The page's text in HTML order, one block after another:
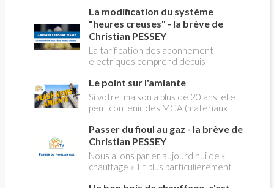
expliquer
La modification du système
"heures creuses" - la brève de
Christian PESSEY
La tarification des abonnement
électriques comprend depuis
pleines, heures creuses. Aujourd'hui
Christian PESSEY vous explique tout
ce qu'il faut savoir sur la nouvelle
modification du système "heures
creuses" qui concerne près de 15
millions de Français !
Le point sur l'amiante
Si votre maison a plus de 20 ans, elle
peut contenir des MCA (matériaux
panique, on fait le point dans notre
flash news n°3 spéciale Amiante et
ses dangers avec Christian Pessey
Passer du fioul au gaz - la brève de
Christian PESSEY
Nous allons parler aujourd’hui de «
chauffage ». Et plus particulièrement